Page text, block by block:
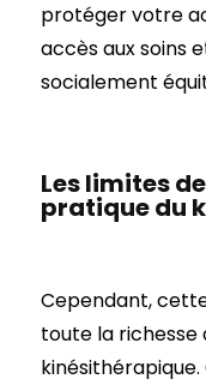
protéger votre
accès aux soins
socialement
Les limites
pratique du
Cependant,
toute la richesse